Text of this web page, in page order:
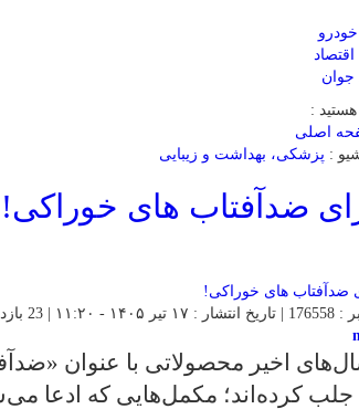
خودرو
جوان
هستید :
اصلی
: پزشکی، بهداشت و زیبایی
ضدآفتاب های خوراکی!
| تعداد دیدگاه :
اخیر محصولاتی با عنوان
جلب کرده‌اند؛ مکمل‌هایی که ادعا